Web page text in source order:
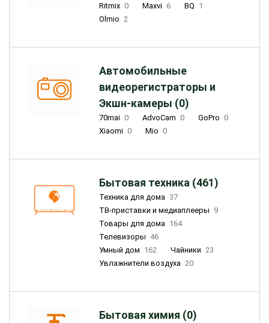
Ritmix 0 Maxvi 6 BQ 1
Olmio 2
Автомобильные
видеорегистраторы и
Экшн-камеры (0)
70mai 0 AdvoCam 0 GoPro 0
Xiaomi 0 Mio 0
Бытовая техника (461)
Техника для дома 37
ТВ-приставки и медиаплееры 9
Товары для дома 164
Телевизоры 46
Умный дом 162 Чайники 23
Увлажнители воздуха 20
Бытовая химия (0)